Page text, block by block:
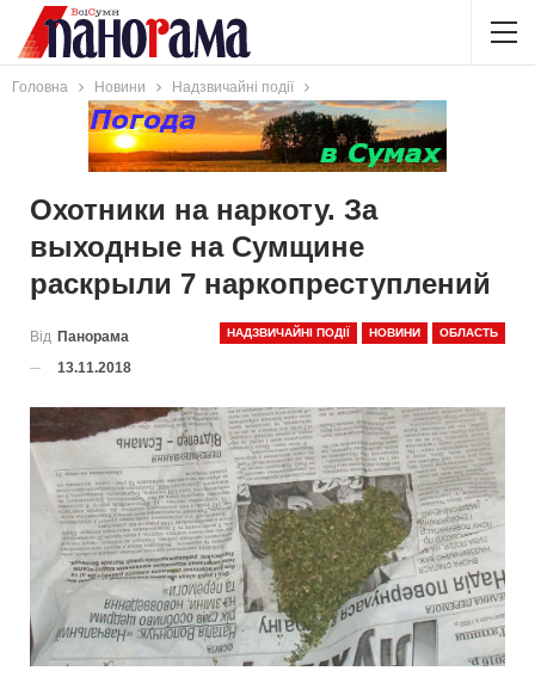
Головна Новини Надзвичайні події
Охотники на наркоту. За
выходные на Сумщине
раскрыли 7 наркопреступлений
НАДЗВИЧАЙНІ ПОДІЇ НОВИНИ ОБЛАСТЬ
Від Панорама
13.11.2018